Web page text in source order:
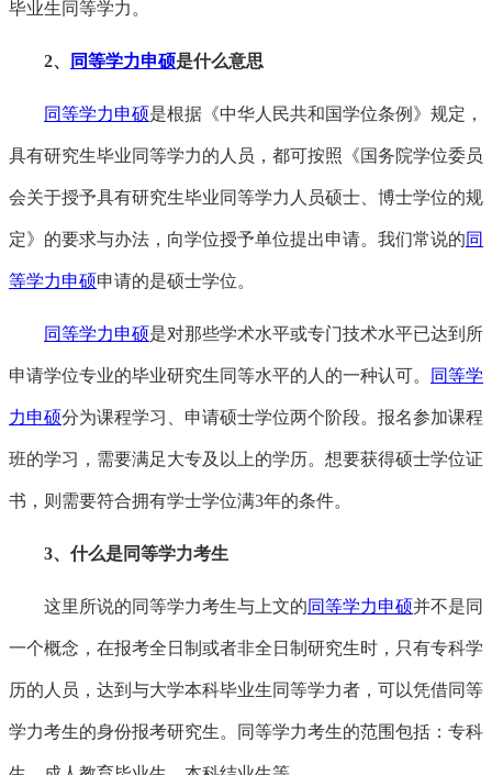
毕业生同等学力。
2、 同等学力申硕是什么意思
同等学力申硕是根据《中华人民共和国学位条例》规定，
具有研究生毕业同等学力的人员，都可按照《国务院学位委员
会关于授予具有研究生毕业同等学力人员硕士、博士学位的规
定》的要求与办法，向学位授予单位提出申请。我们常说的同
等学力申硕申请的是硕士学位。
同等学力申硕是对那些学术水平或专门技术水平已达到所
申请学位专业的毕业研究生同等水平的人的一种认可。 同等学
力申硕分为课程学习、申请硕士学位两个阶段。报名参加课程
班的学习，需要满足大专及以上的学历。想要获得硕士学位证
书，则需要符合拥有学士学位满3年的条件。
3、什么是同等学力考生
这里所说的同等学力考生与上文的同等学力申硕并不是同
一个概念，在报考全日制或者非全日制研究生时，只有专科学
历的人员，达到与大学本科毕业生同等学力者，可以凭借同等
学力考生的身份报考研究生。同等学力考生的范围包括：专科